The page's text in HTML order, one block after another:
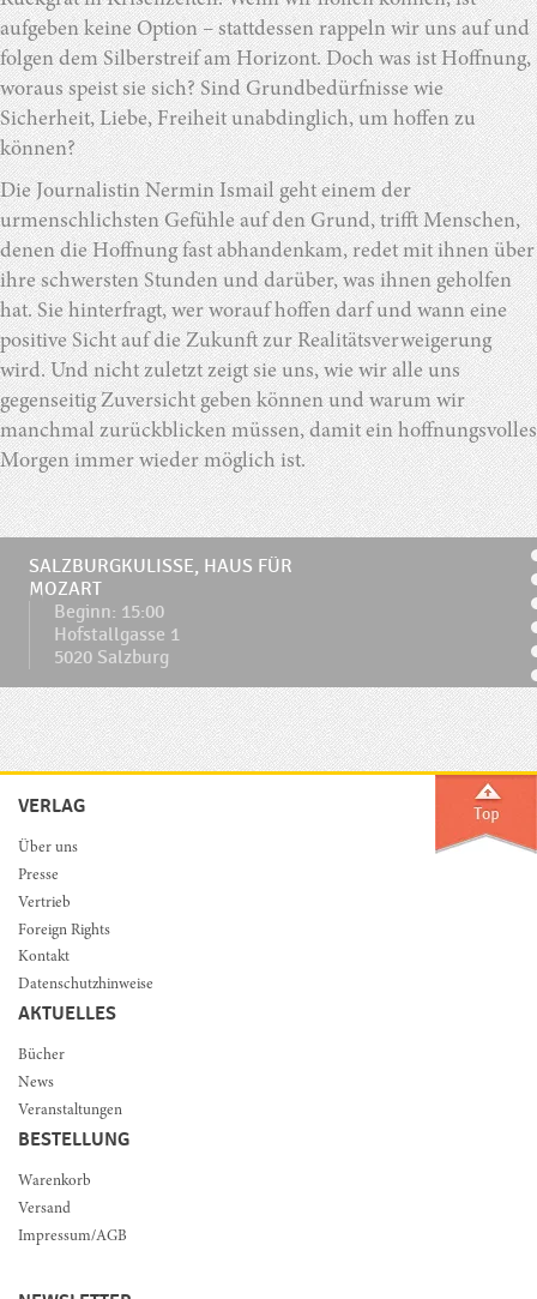
aufgeben keine Option – stattdessen rappeln wir uns auf und
folgen dem Silberstreif am Horizont. Doch was ist Hoffnung,
woraus speist sie sich? Sind Grundbedürfnisse wie
Sicherheit, Liebe, Freiheit unabdinglich, um hoffen zu
können?
Die Journalistin Nermin Ismail geht einem der
urmenschlichsten Gefühle auf den Grund, trifft Menschen,
denen die Hoffnung fast abhandenkam, redet mit ihnen über
ihre schwersten Stunden und darüber, was ihnen geholfen
hat. Sie hinterfragt, wer worauf hoffen darf und wann eine
positive Sicht auf die Zukunft zur Realitätsverweigerung
wird. Und nicht zuletzt zeigt sie uns, wie wir alle uns
gegenseitig Zuversicht geben können und warum wir
manchmal zurückblicken müssen, damit ein hoffnungsvolles
Morgen immer wieder möglich ist.
SALZBURGKULISSE, HAUS FÜR
MOZART
Beginn: 15:00
Hofstallgasse 1
5020 Salzburg
VERLAG
Über uns
Presse
Vertrieb
Foreign Rights
Kontakt
Datenschutzhinweise
AKTUELLES
Bücher
News
Veranstaltungen
BESTELLUNG
Warenkorb
Versand
Impressum/AGB